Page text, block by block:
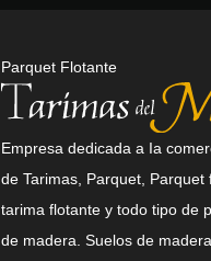
Parquet Flotante
Empresa dedicada a Ia
de Tarimas, Parquet, Parquet
tarima flotante y todo tipo de
de madera. Suelos de